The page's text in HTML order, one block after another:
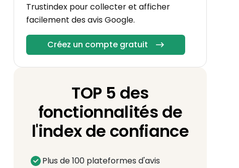
Trustindex pour collecter et afficher
facilement des avis Google.
Créez un compte gratuit
TOP 5 des
fonctionnalités de
l'index de confiance
Plus de 100 plateformes d'avis